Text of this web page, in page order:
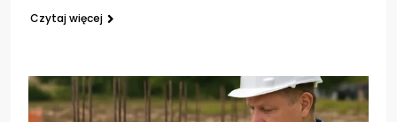
Czytaj więcej